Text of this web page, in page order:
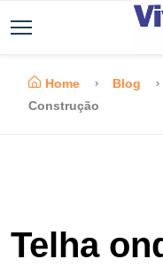
Home Blog
Construção
Telha